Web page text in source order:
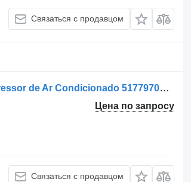
Связаться с продавцом
Компрессор кондиционера MAN TGL / D0834 Compressor de Ar Condicionado 51779707026 для грузовика MAN
Цена по запросу
Связаться с продавцом